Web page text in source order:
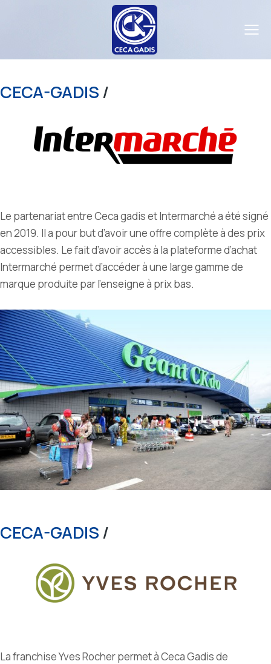
CECA-GADIS/
Le partenariat entre Ceca gadis et Intermarché a été signé
en 2019. Il a pour but d’avoir une offre complète à des prix
accessibles. Le fait d’avoir accès à la plateforme d’achat
Intermarché permet d’accéder à une large gamme de
marque produite par l’enseigne à prix bas.
CECA-GADIS/
La franchise Yves Rocher permet à Ceca Gadis de